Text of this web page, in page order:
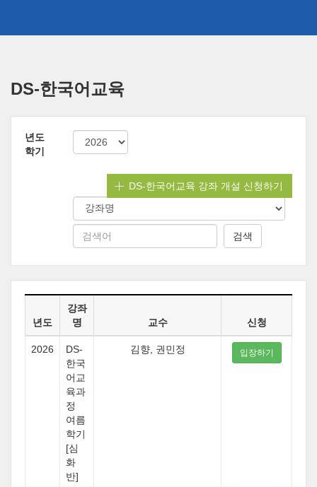
DS-한국어교육
년도
학기
DS-한국어교육 강좌 개설 신청하기
년도
강좌
명
교수 신청
2026
DS-
한국
어교
육과
정
여름
학기
[심
화
반]
김향, 권민정 입장하기